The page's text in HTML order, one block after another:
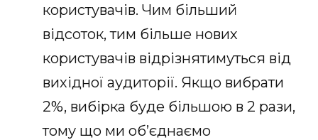
користувачів. Чим більший
відсоток, тим більше нових
користувачів відрізнятимуться від
вихідної аудиторії. Якщо вибрати
2%, вибірка буде більшою в 2 рази,
тому що ми об’єднаємо